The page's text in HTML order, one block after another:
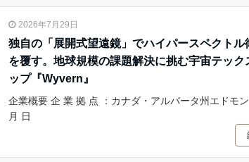
2026年7月29日
独自の「展開式望遠鏡」でハイパースペクトル
を覆す。地球規模の課題解決に挑む宇宙テック
ップ『Wyvern』
企業概要 企 業 拠 点 ：カナダ・アルバータ州エドモ
月 日